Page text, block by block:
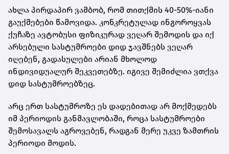
ახლა პირდაპირ ვამბობ, რომ თითქმის 40-50%-იანი
გაუქმებები წამოვიდა. კონკრეტულად ინგოროყვას
ქუჩაზე ავტობუსი ფიზიკურად ვეღარ შემოდის და იქ
არსებული სასტუმროები დიდ ჯავშნებს ვეღარ
იღებენ, გადასულები არიან მხოლოდ
ინდივიდუალურ შეკვეთებზე. იგივე შემიძლია ვთქვა
დიდ სასტუმროებზეც.
არც ერთ სასტუმროზე ეს დადებითად არ მოქმედებს
იმ პერიოდის განმავლობაში, როცა სასტუმროები
შემოსავალს აგროვებენ, რადგან მერე უკვე ზამთრის
პერიოდი მოდის.